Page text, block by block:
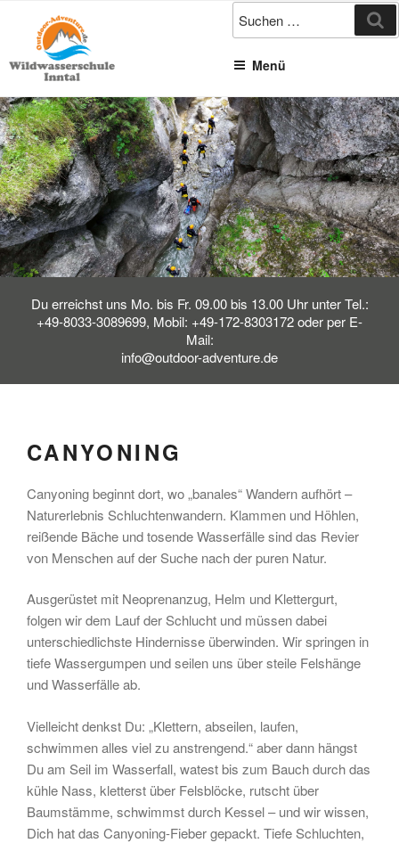
springen
Menü
Du erreichst uns Mo. bis Fr. 09.00 bis 13.00 Uhr unter Tel.:
+49-8033-3089699, Mobil: +49-172-8303172 oder per E-
Mail:
info@outdoor-adventure.de
CANYONING
Canyoning beginnt dort, wo „banales“ Wandern aufhört –
Naturerlebnis Schluchtenwandern. Klammen und Höhlen,
reißende Bäche und tosende Wasserfälle sind das Revier
von Menschen auf der Suche nach der puren Natur.
Ausgerüstet mit Neoprenanzug, Helm und Klettergurt,
folgen wir dem Lauf der Schlucht und müssen dabei
unterschiedlichste Hindernisse überwinden. Wir springen in
tiefe Wassergumpen und seilen uns über steile Felshänge
und Wasserfälle ab.
Vielleicht denkst Du: „Klettern, abseilen, laufen,
schwimmen alles viel zu anstrengend.“ aber dann hängst
Du am Seil im Wasserfall, watest bis zum Bauch durch das
kühle Nass, kletterst über Felsblöcke, rutscht über
Baumstämme, schwimmst durch Kessel – und wir wissen,
Dich hat das Canyoning-Fieber gepackt. Tiefe Schluchten,